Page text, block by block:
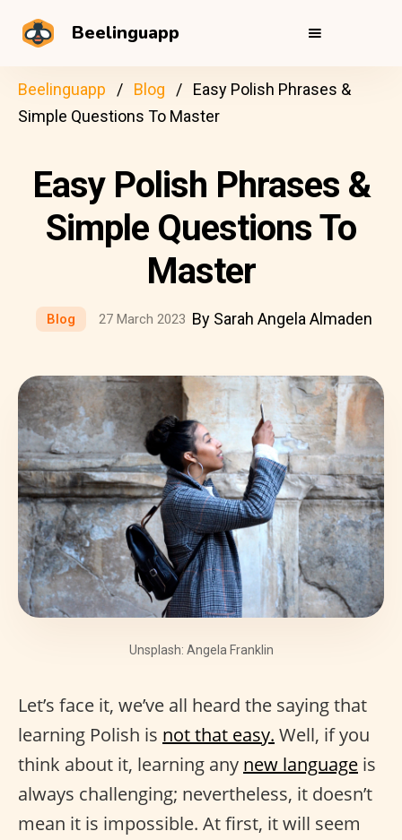
Beelinguapp
Beelinguapp Blog
Easy Polish Phrases &
Simple Questions To Master
Easy Polish Phrases &
Simple Questions To
Master
Blog 27 March 2023 By Sarah Angela Almaden
Unsplash: Angela Franklin
Let’s face it, we’ve all heard the saying that
learning Polish is not that easy. Well, if you
think about it, learning any new language is
always challenging; nevertheless, it doesn’t
mean it is impossible. At first, it will seem